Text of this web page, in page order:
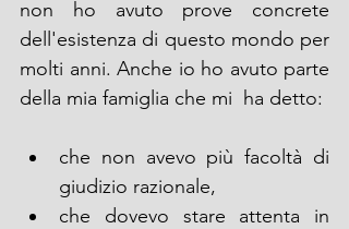
non ho avuto prove concrete
dell'esistenza di questo mondo per
molti anni. Anche io ho avuto parte
della mia famiglia che mi  ha detto:
che non avevo più facoltà di
giudizio razionale,
che dovevo stare attenta in